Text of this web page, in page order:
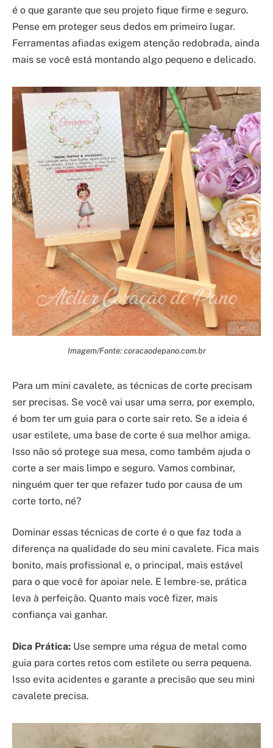
é o que garante que seu projeto fique firme e seguro.
Pense em proteger seus dedos em primeiro lugar.
Ferramentas afiadas exigem atenção redobrada, ainda
mais se você está montando algo pequeno e delicado.
Imagem/Fonte: coracaodepano.com.br
Para um mini cavalete, as técnicas de corte precisam
ser precisas. Se você vai usar uma serra, por exemplo,
é bom ter um guia para o corte sair reto. Se a ideia é
usar estilete, uma base de corte é sua melhor amiga.
Isso não só protege sua mesa, como também ajuda o
corte a ser mais limpo e seguro. Vamos combinar,
ninguém quer ter que refazer tudo por causa de um
corte torto, né?
Dominar essas técnicas de corte é o que faz toda a
diferença na qualidade do seu mini cavalete. Fica mais
bonito, mais profissional e, o principal, mais estável
para o que você for apoiar nele. E lembre-se, prática
leva à perfeição. Quanto mais você fizer, mais
confiança vai ganhar.
Dica Prática: Use sempre uma régua de metal como
guia para cortes retos com estilete ou serra pequena.
Isso evita acidentes e garante a precisão que seu mini
cavalete precisa.